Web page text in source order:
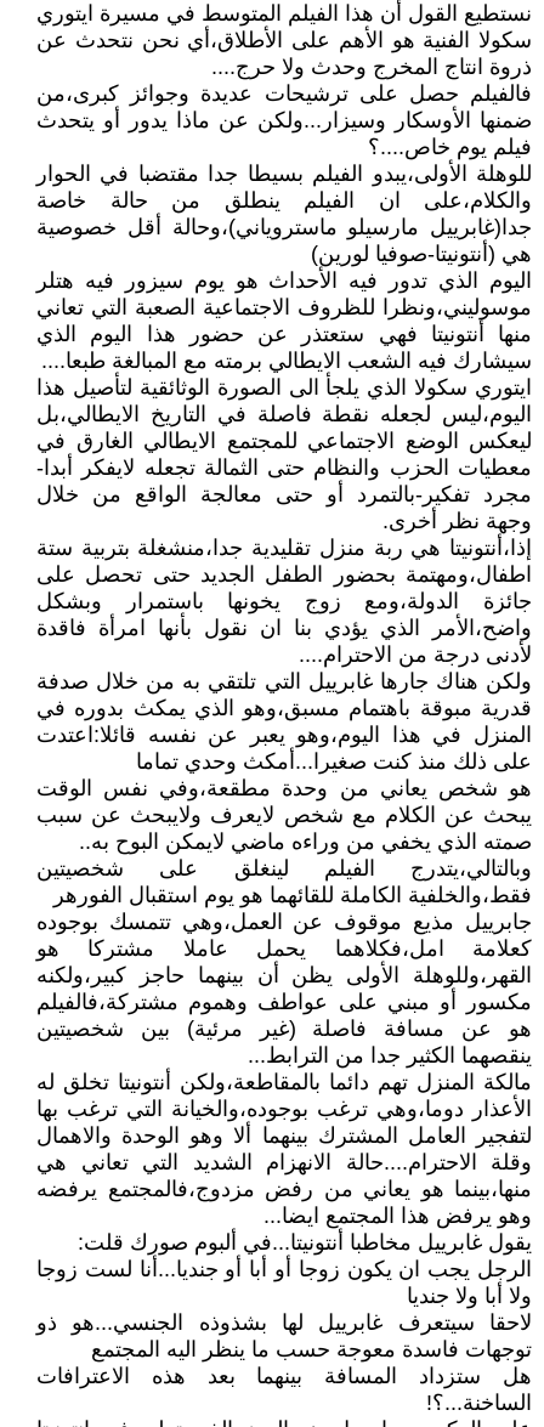
نستطيع القول أن هذا الفيلم المتوسط في مسيرة ايتوري
سكولا الفنية هو الأهم على الأطلاق،أي نحن نتحدث عن
ذروة انتاج المخرج وحدث ولا حرج....
فالفيلم حصل على ترشيحات عديدة وجوائز كبرى،من
ضمنها الأوسكار وسيزار...ولكن عن ماذا يدور أو يتحدث
فيلم يوم خاص....؟
للوهلة الأولى،يبدو الفيلم بسيطا جدا مقتضبا في الحوار
والكلام،على ان الفيلم ينطلق من حالة خاصة
جدا(غابرييل مارسيلو ماستروياني)،وحالة أقل خصوصية
هي (أنتونيتا-صوفيا لورين)
اليوم الذي تدور فيه الأحداث هو يوم سيزور فيه هتلر
موسوليني،ونظرا للظروف الاجتماعية الصعبة التي تعاني
منها أنتونيتا فهي ستعتذر عن حضور هذا اليوم الذي
سيشارك فيه الشعب الايطالي برمته مع المبالغة طبعا....
ايتوري سكولا الذي يلجأ الى الصورة الوثائقية لتأصيل هذا
اليوم،ليس لجعله نقطة فاصلة في التاريخ الايطالي،بل
ليعكس الوضع الاجتماعي للمجتمع الايطالي الغارق في
معطيات الحزب والنظام حتى الثمالة تجعله لايفكر أبدا-
مجرد تفكير-بالتمرد أو حتى معالجة الواقع من خلال
وجهة نظر أخرى.
إذا،أنتونيتا هي ربة منزل تقليدية جدا،منشغلة بتربية ستة
اطفال،ومهتمة بحضور الطفل الجديد حتى تحصل على
جائزة الدولة،ومع زوج يخونها باستمرار وبشكل
واضح،الأمر الذي يؤدي بنا ان نقول بأنها امرأة فاقدة
لأدنى درجة من الاحترام....
ولكن هناك جارها غابرييل التي تلتقي به من خلال صدفة
قدرية مبوقة باهتمام مسبق،وهو الذي يمكث بدوره في
المنزل في هذا اليوم،وهو يعبر عن نفسه قائلا:اعتدت
على ذلك منذ كنت صغيرا...أمكث وحدي تماما
هو شخص يعاني من وحدة مطقعة،وفي نفس الوقت
يبحث عن الكلام مع شخص لايعرف ولايبحث عن سبب
صمته الذي يخفي من وراءه ماضي لايمكن البوح به..
وبالتالي،يتدرج الفيلم لينغلق على شخصيتين
فقط،والخلفية الكاملة للقائهما هو يوم استقبال الفورهر
جابرييل مذيع موقوف عن العمل،وهي تتمسك بوجوده
كعلامة امل،فكلاهما يحمل عاملا مشتركا هو
القهر،وللوهلة الأولى يظن أن بينهما حاجز كبير،ولكنه
مكسور أو مبني على عواطف وهموم مشتركة،فالفيلم
هو عن مسافة فاصلة (غير مرئية) بين شخصيتين
ينقصهما الكثير جدا من الترابط...
مالكة المنزل تهم دائما بالمقاطعة،ولكن أنتونيتا تخلق له
الأعذار دوما،وهي ترغب بوجوده،والخيانة التي ترغب بها
لتفجير العامل المشترك بينهما ألا وهو الوحدة والاهمال
وقلة الاحترام....حالة الانهزام الشديد التي تعاني هي
منها،بينما هو يعاني من رفض مزدوج،فالمجتمع يرفضه
وهو يرفض هذا المجتمع ايضا...
يقول غابرييل مخاطبا أنتونيتا...في ألبوم صورك قلت:
الرجل يجب ان يكون زوجا أو أبا أو جنديا...أنا لست زوجا
ولا أبا ولا جنديا
لاحقا سيتعرف غابرييل لها بشذوذه الجنسي...هو ذو
توجهات فاسدة معوجة حسب ما ينظر اليه المجتمع
هل ستزداد المسافة بينهما بعد هذه الاعترافات
الساخنة...؟!